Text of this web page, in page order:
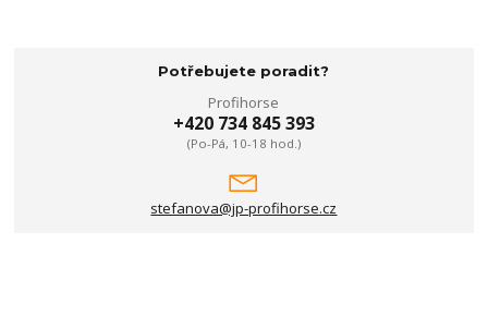
Potřebujete poradit?
Profihorse
+420 734 845 393
(Po-Pá, 10-18 hod.)
stefanova@jp-profihorse.cz